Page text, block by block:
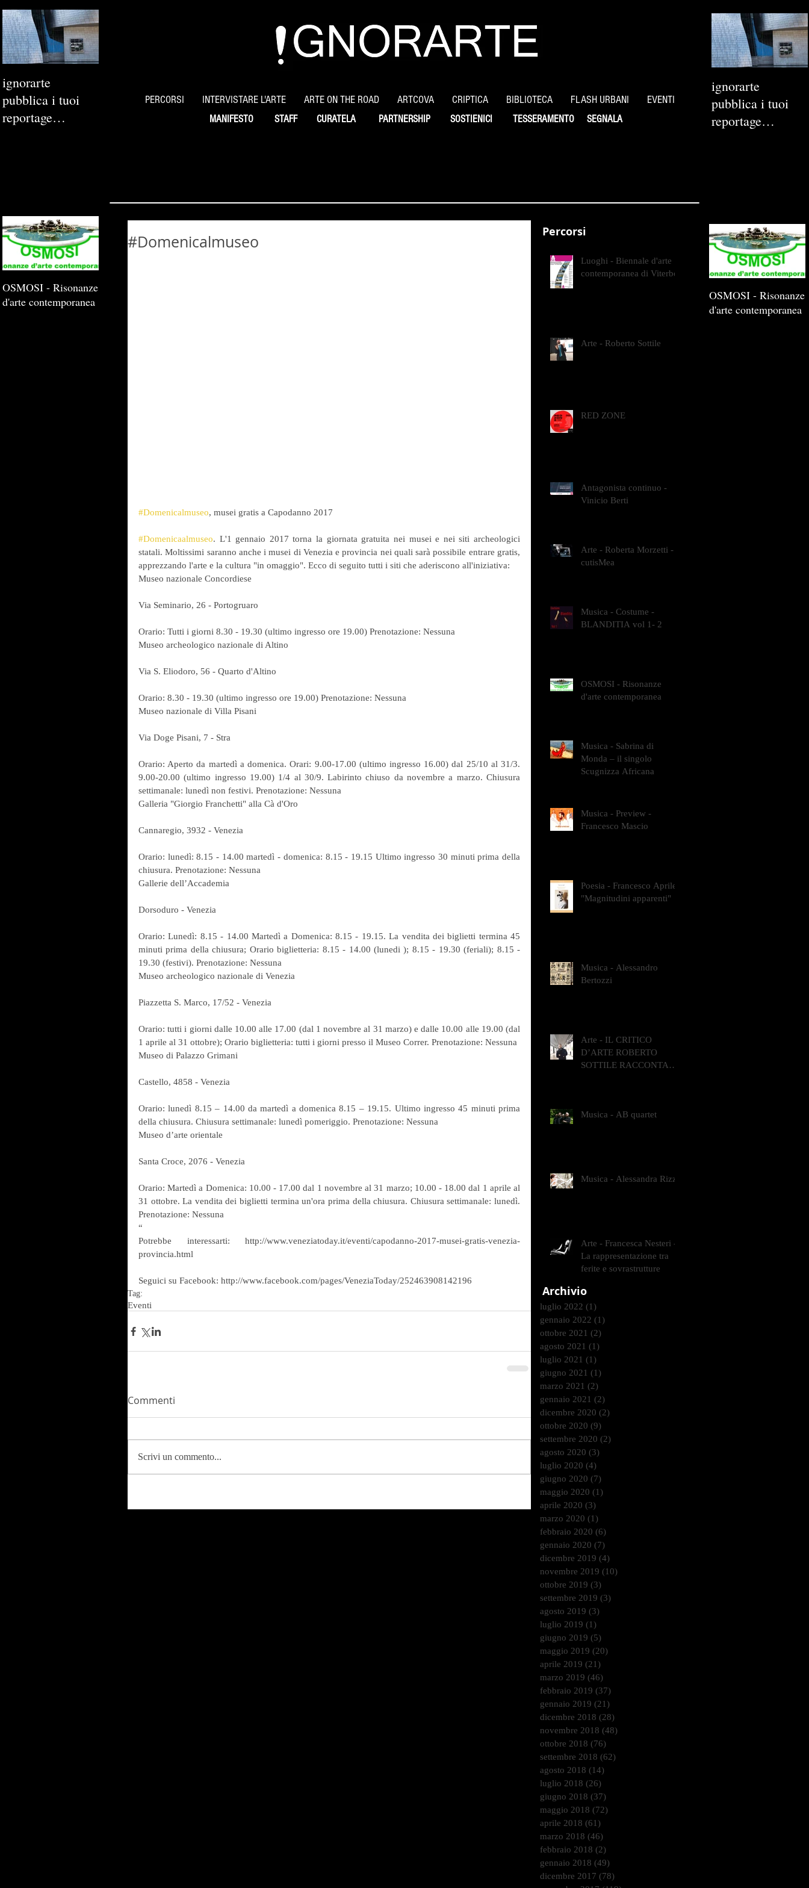
ignorarte
pubblica i tuoi
reportage
PERCORSI INTERVISTARE L'ARTE ARTE ON THE ROAD ARTCOVA CRIPTICA BIBLIOTECA FLASH URBANI EVENTI
MANIFESTO STAFF CURATELA PARTNERSHIP SOSTIENICI SEGNALA
TESSERAMENTO
ignorarte
pubblica i tuoi
reportage
#Domenicalmuseo
#Domenicalmuseo, musei gratis a Capodanno 2017
#Domenicaalmuseo. L'1 gennaio 2017 torna la giornata gratuita nei musei e nei siti archeologici
statali. Moltissimi saranno anche i musei di Venezia e provincia nei quali sarà possibile entrare gratis,
apprezzando l'arte e la cultura "in omaggio". Ecco di seguito tutti i siti che aderiscono all'iniziativa:
Museo nazionale Concordiese
Via Seminario, 26 - Portogruaro
Orario: Tutti i giorni 8.30 - 19.30 (ultimo ingresso ore 19.00) Prenotazione: Nessuna
Museo archeologico nazionale di Altino
Via S. Eliodoro, 56 - Quarto d'Altino
Orario: 8.30 - 19.30 (ultimo ingresso ore 19.00) Prenotazione: Nessuna
Museo nazionale di Villa Pisani
Via Doge Pisani, 7 - Stra
Orario: Aperto da martedì a domenica. Orari: 9.00-17.00 (ultimo ingresso 16.00) dal 25/10 al 31/3.
9.00-20.00 (ultimo ingresso 19.00) 1/4 al 30/9. Labirinto chiuso da novembre a marzo. Chiusura
settimanale: lunedì non festivi. Prenotazione: Nessuna
Galleria "Giorgio Franchetti" alla Cà d'Oro
Cannaregio, 3932 - Venezia
Orario: lunedì: 8.15 - 14.00 martedì - domenica: 8.15 - 19.15 Ultimo ingresso 30 minuti prima della
chiusura. Prenotazione: Nessuna
Gallerie dell’Accademia
Dorsoduro - Venezia
Orario: Lunedì: 8.15 - 14.00 Martedì a Domenica: 8.15 - 19.15. La vendita dei biglietti termina 45
minuti prima della chiusura; Orario biglietteria: 8.15 - 14.00 (lunedi ); 8.15 - 19.30 (feriali); 8.15 -
19.30 (festivi). Prenotazione: Nessuna
Museo archeologico nazionale di Venezia
Piazzetta S. Marco, 17/52 - Venezia
Orario: tutti i giorni dalle 10.00 alle 17.00 (dal 1 novembre al 31 marzo) e dalle 10.00 alle 19.00 (dal
1 aprile al 31 ottobre); Orario biglietteria: tutti i giorni presso il Museo Correr. Prenotazione: Nessuna
Museo di Palazzo Grimani
Castello, 4858 - Venezia
Orario: lunedì 8.15 – 14.00 da martedì a domenica 8.15 – 19.15. Ultimo ingresso 45 minuti prima
della chiusura. Chiusura settimanale: lunedì pomeriggio. Prenotazione: Nessuna
Museo d’arte orientale
Santa Croce, 2076 - Venezia
Orario: Martedì a Domenica: 10.00 - 17.00 dal 1 novembre al 31 marzo; 10.00 - 18.00 dal 1 aprile al
31 ottobre. La vendita dei biglietti termina un'ora prima della chiusura. Chiusura settimanale: lunedì.
Prenotazione: Nessuna
“
Potrebbe interessarti: http://www.veneziatoday.it/eventi/capodanno-2017-musei-gratis-venezia-
provincia.html
Seguici su Facebook: http://www.facebook.com/pages/VeneziaToday/252463908142196
Tag:
Eventi
Commenti
Scrivi un commento...
Percorsi
Luoghi - Biennale d'arte
contemporanea di Viterbo
Arte - Roberto Sottile
RED ZONE
Antagonista continuo -
Vinicio Berti
Arte - Roberta Morzetti -
cutisMea
Musica - Costume -
BLANDITIA vol 1- 2
OSMOSI - Risonanze
d'arte contemporanea
Musica - Sabrina di
Monda – il singolo
Scugnizza Africana
Musica - Preview -
Francesco Mascio
Poesia - Francesco Aprile -
"Magnitudini apparenti"
Musica - Alessandro
Bertozzi
Arte - IL CRITICO
D’ARTE ROBERTO
SOTTILE RACCONTA
Musica - AB quartet
Musica - Alessandra Rizzo
Arte - Francesca Nesteri -
La rappresentazione tra
ferite e sovrastrutture
Archivio
luglio 2022 (1)
gennaio 2022 (1)
ottobre 2021 (2)
agosto 2021 (1)
luglio 2021 (1)
giugno 2021 (1)
marzo 2021 (2)
gennaio 2021 (2)
dicembre 2020 (2)
ottobre 2020 (9)
settembre 2020 (2)
agosto 2020 (3)
luglio 2020 (4)
giugno 2020 (7)
maggio 2020 (1)
aprile 2020 (3)
marzo 2020 (1)
febbraio 2020 (6)
gennaio 2020 (7)
dicembre 2019 (4)
novembre 2019 (10)
ottobre 2019 (3)
settembre 2019 (3)
agosto 2019 (3)
luglio 2019 (1)
giugno 2019 (5)
maggio 2019 (20)
aprile 2019 (21)
marzo 2019 (46)
febbraio 2019 (37)
gennaio 2019 (21)
dicembre 2018 (28)
novembre 2018 (48)
ottobre 2018 (76)
settembre 2018 (62)
agosto 2018 (14)
luglio 2018 (26)
giugno 2018 (37)
maggio 2018 (72)
aprile 2018 (61)
marzo 2018 (46)
febbraio 2018 (2)
gennaio 2018 (49)
dicembre 2017 (78)
OSMOSI - Risonanze
d'arte contemporanea
OSMOSI - Risonanze
d'arte contemporanea